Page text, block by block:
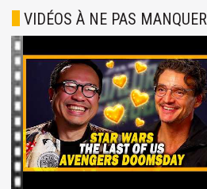
VIDÉOS À NE PAS MANQUER